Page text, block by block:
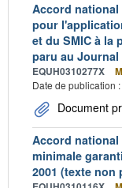
Accord national
pour
et du SMIC à la
paru au Journal
EQUH0310277X
Date de publication
Document
Accord
minimale
2001 (texte non